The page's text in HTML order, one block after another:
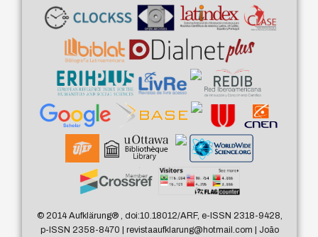
© 2014 Aufklärung®, doi:10.18012/ARF, e-ISSN 2318-9428,
p-ISSN 2358-8470 | revistaaufklarung@hotmail.com | João